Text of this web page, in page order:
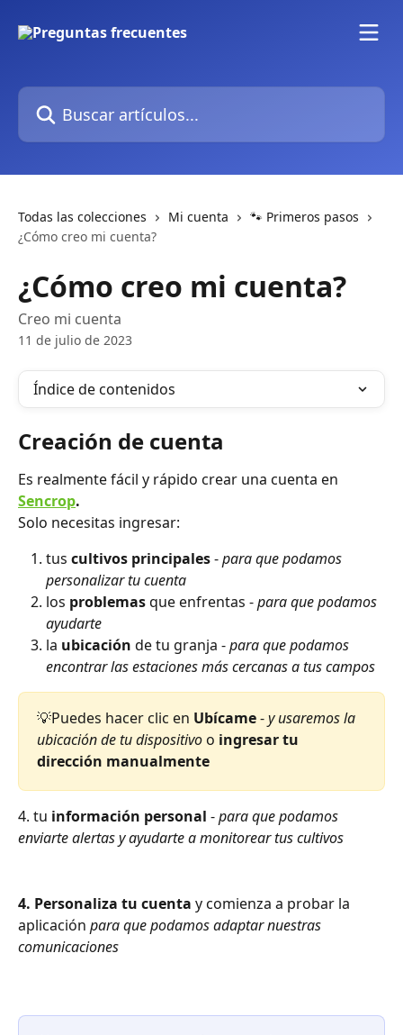
Buscar artículos...
Todas las colecciones Mi cuenta
🐾 Primeros pasos
¿Cómo creo mi cuenta?
¿Cómo creo mi cuenta?
Creo mi cuenta
11 de julio de 2023
Índice de contenidos
Creación de cuenta
Es realmente fácil y rápido crear una cuenta en
Sencrop.
Solo necesitas ingresar:
tus cultivos principales - para que podamos
personalizar tu cuenta
los problemas que enfrentas - para que podamos
ayudarte
la ubicación de tu granja - para que podamos
encontrar las estaciones más cercanas a tus campos
💡Puedes hacer clic en Ubícame - y usaremos la
ubicación de tu dispositivo o ingresar tu
dirección manualmente
4. tu información personal - para que podamos
enviarte alertas y ayudarte a monitorear tus cultivos
4. Personaliza tu cuenta y comienza a probar la
aplicación para que podamos adaptar nuestras
comunicaciones